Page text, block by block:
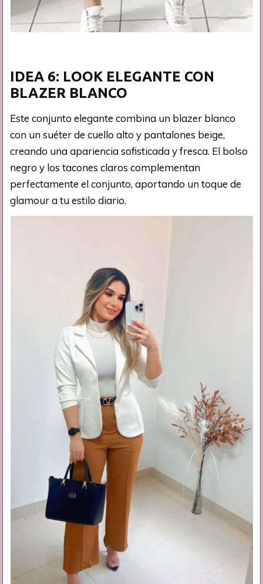
IDEA 6: LOOK ELEGANTE CON
BLAZER BLANCO
Este conjunto elegante combina un blazer blanco
con un suéter de cuello alto y pantalones beige,
creando una apariencia sofisticada y fresca. El bolso
negro y los tacones claros complementan
perfectamente el conjunto, aportando un toque de
glamour a tu estilo diario.